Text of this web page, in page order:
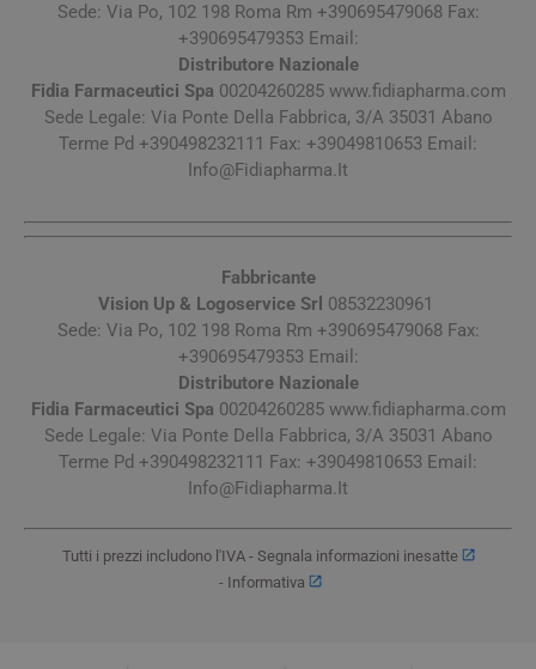
Sede: Via Po, 102 198 Roma Rm +390695479068 Fax:
+390695479353 Email:
Distributore Nazionale
Fidia Farmaceutici Spa 00204260285 www.fidiapharma.com
Sede Legale: Via Ponte Della Fabbrica, 3/A 35031 Abano
Terme Pd +390498232111 Fax: +39049810653 Email:
Info@Fidiapharma.It
Fabbricante
Vision Up & Logoservice Srl 08532230961
Sede: Via Po, 102 198 Roma Rm +390695479068 Fax:
+390695479353 Email:
Distributore Nazionale
Fidia Farmaceutici Spa 00204260285 www.fidiapharma.com
Sede Legale: Via Ponte Della Fabbrica, 3/A 35031 Abano
Terme Pd +390498232111 Fax: +39049810653 Email:
Info@Fidiapharma.It
Tutti i prezzi includono l'IVA - Segnala informazioni inesatte
- Informativa